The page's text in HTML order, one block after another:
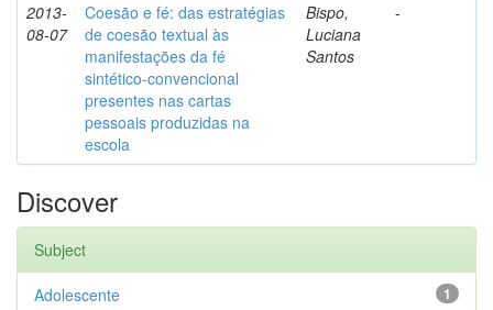
2013-
08-07
Coesão e fé: das estratégias
de coesão textual às
manifestações da fé
sintético-convencional
presentes nas cartas
pessoais produzidas na
escola
Bispo,
Luciana
Santos
-
Discover
Subject
1
Adolescente